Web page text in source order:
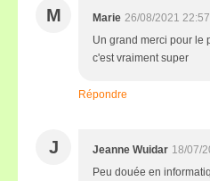
M Marie 26/08/2021 22:57
Un grand merci pour le
c'est vraiment super
Répondre
J Jeanne Wuidar 18/07/
Peu douée en